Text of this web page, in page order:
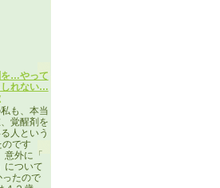
を…やって
しれない…
も、本当
覚醒剤を
人という
のです
意外に「
について
ったので